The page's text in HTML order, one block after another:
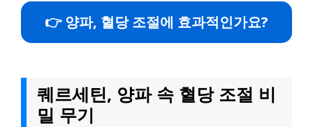
👉 양파, 혈당 조절에 효과적인가요?
퀘르세틴, 양파 속 혈당 조절 비
밀 무기